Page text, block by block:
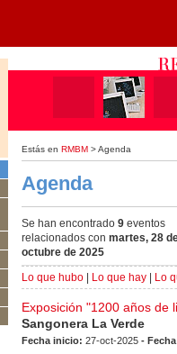
Estás en RMBM > Agenda
Agenda
Se han encontrado 9 eventos
relacionados con martes, 28
octubre de 2025
Lo que hubo
Lo que hay Lo
Exposición "1200 años de
Sangonera La Verde
Fecha inicio: 27-oct-2025 -